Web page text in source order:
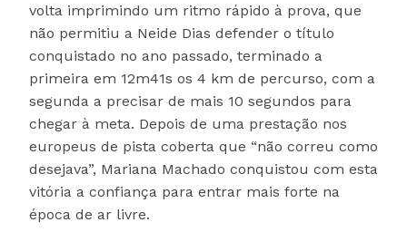
volta imprimindo um ritmo rápido à prova, que
não permitiu a Neide Dias defender o título
conquistado no ano passado, terminado a
primeira em 12m41s os 4 km de percurso, com a
segunda a precisar de mais 10 segundos para
chegar à meta. Depois de uma prestação nos
europeus de pista coberta que “não correu como
desejava”, Mariana Machado conquistou com esta
vitória a confiança para entrar mais forte na
época de ar livre.